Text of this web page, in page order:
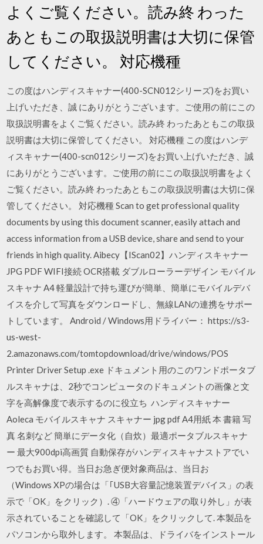
よくご覧ください。読み終 わった
あともこの取扱説明書は大切に保管
してください。 対応機種
この度はハンディスキャナー(400-SCN012シリーズ)をお買い
上げいただき、誠 にありがとうございます。ご使用の前にこの
取扱説明書をよくご覧ください。読み終 わったあともこの取扱
説明書は大切に保管してください。 対応機種 この度はハンデ
ィスキャナー(400-scn012シリーズ)をお買い上げいただき、誠
にありがとうございます。ご使用の前にこの取扱説明書をよく
ご覧ください。読み終 わったあともこの取扱説明書は大切に保
管してください。 対応機種 Scan to get professional quality
documents by using this document scanner, easily attach and
access information from a USB device, share and send to your
friends in high quality. Aibecy【IScan02】ハンディスキャナー
JPG PDF WIFI接続 OCR搭載 ダブルローラーデザイン モバイル
スキャナ A4 軽量設計で持ち運びが簡単、簡単にモバイルデバ
イスを介して写真をダウンロードし、無線LANの連携をサポー
トしています。 Android / Windows用ドライバー： https://s3-
us-west-
2.amazonaws.com/tomtopdownload/drive/windows/POS
Printer Driver Setup .exe ドキュメント用のこのワンドポータブ
ルスキャナは、2秒でコンピュータのドキュメントの画像と文
字を高解像度で表示するのに役立ち ハンディスキャナー
Aoleca モバイルスキャナ スキャナー jpg pdf A4用紙 本 書籍 写
真 名刺など 簡単にデータ化（自炊）最適ポータブルスキャナ
ー 最大900dpi高画質 自動保存がハンディスキャナストアでい
つでもお買い得。当日お急ぎ便対象商品は、当日お
（Windows XPの場合は「｢USB大容量記憶装置デバイス」の表
示で「OK」をクリック）. ④「ハードウェアの取り外し」が表
示されていることを確認して「OK」をクリックして. 本製品を
パソコンから取外します。 本製品は、ドライバをインストール